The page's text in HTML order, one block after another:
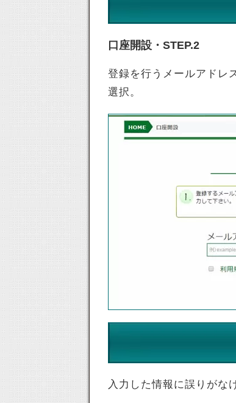
口座開設・STEP.2
登録を行うメールアドレ
選択。
入力した情報に誤りがな